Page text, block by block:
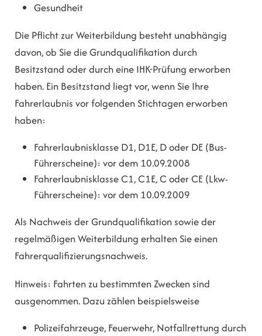
Gesundheit
Die Pflicht zur Weiterbildung besteht unabhängig
davon, ob Sie die Grundqualifikation durch
Besitzstand oder durch eine IHK-Prüfung erworben
haben. Ein Besitzstand liegt vor, wenn Sie Ihre
Fahrerlaubnis vor folgenden Stichtagen erworben
haben:
Fahrerlaubnisklasse D1, D1E, D oder DE (Bus-
Führerscheine): vor dem 10.09.2008
Fahrerlaubnisklasse C1, C1E, C oder CE (Lkw-
Führerscheine): vor dem 10.09.2009
Als Nachweis der Grundqualifikation sowie der
regelmäßigen Weiterbildung erhalten Sie einen
Fahrerqualifizierungsnachweis.
Hinweis: Fahrten zu bestimmten Zwecken sind
ausgenommen. Dazu zählen beispielsweise
Polizeifahrzeuge, Feuerwehr, Notfallrettung durch